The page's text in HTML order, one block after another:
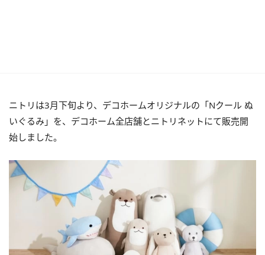
ニトリは3月下旬より、デコホームオリジナルの「Nクール ぬ
いぐるみ」を、デコホーム全店舗とニトリネットにて販売開
始しました。